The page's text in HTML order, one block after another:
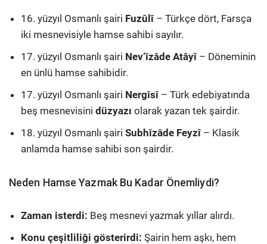
16. yüzyıl Osmanlı şairi Fuzûlî– Türkçe dört, Farsça
iki mesnevisiyle hamse sahibi sayılır.
17. yüzyıl Osmanlı şairi Nev‘îzâde Atâyî– Döneminin
en ünlü hamse sahibidir.
17. yüzyıl Osmanlı şairi Nergîsî– Türk edebiyatında
beş mesnevisini düzyazı olarak yazan tek şairdir.
18. yüzyıl Osmanlı şairi Subhîzâde Feyzî– Klasik
anlamda hamse sahibi son şairdir.
Neden Hamse Yazmak Bu Kadar Önemliydi?
Zaman isterdi: Beş mesnevi yazmak yıllar alırdı.
Konu çeşitliliği gösterirdi: Şairin hem aşkı, hem